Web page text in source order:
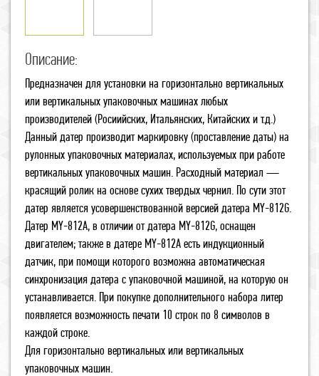
Описание:
Предназначен для установки на горизонтально вертикальных
или вертикальных упаковочных машинах любых
производителей (Росиийских, Итальянских, Китайских и т.д.)
Данный датер производит маркировку (проставление даты) на
рулонных упаковочных материалах, используемых при работе
вертикальных упаковочных машин. Расходный материал —
красящий ролик на основе сухих твердых чернил. По сути этот
датер является усовершенствованной версией датера MY-812G.
Датер MY-812A, в отличии от датера MY-812G, оснащен
двигателем; также в датере MY-812A есть индукционный
датчик, при помощи которого возможна автоматическая
синхронизация датера с упаковочной машиной, на которую он
устанавливается. При покупке дополнительного набора литер
появляется возможность печати 10 строк по 8 символов в
каждой строке.
Для горизонтально вертикальных или вертикальных
упаковочных машин.